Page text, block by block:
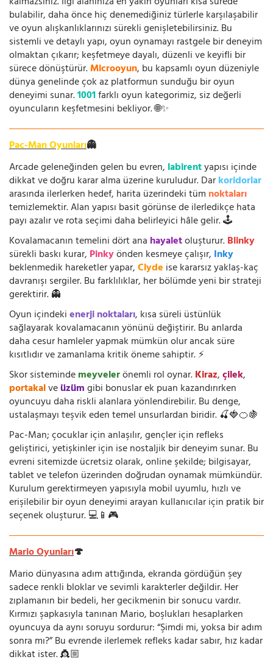
bulabilir, daha önce hiç denemediğiniz türlerle karşılaşabilir
ve oyun alışkanlıklarınızı sürekli genişletebilirsiniz. Bu
sistemli ve detaylı yapı, oyun oynamayı rastgele bir deneyim
olmaktan çıkarır; keşfetmeye dayalı, düzenli ve keyifli bir
sürece dönüştürür.Microoyun, bu kapsamlı oyun düzeniyle
dünya genelinde çok az platformun sunduğu bir oyun
deneyimi sunar.1001farklı oyun kategorimiz, siz değerli
oyuncuların keşfetmesini bekliyor. 🌐✨
Pac-Man Oyunları👻
Arcade geleneğinden gelen bu evren, labirentyapısı içinde
dikkat ve doğru karar alma üzerine kuruludur. Darkoridorlar
arasında ilerlerken hedef, harita üzerindeki tüm noktaları
temizlemektir. Alan yapısı basit görünse de ilerledikçe hata
payı azalır ve rota seçimi daha belirleyici hâle gelir. 🕹️
Kovalamacanın temelini dört ana hayaletoluşturur.Blinky
sürekli baskı kurar, Pinkyönden kesmeye çalışır, Inky
beklenmedik hareketler yapar,Clyde ise kararsız yaklaş-kaç
davranışı sergiler. Bu farklılıklar, her bölümde yeni bir strateji
gerektirir. 👻
Oyun içindekienerji noktaları, kısa süreli üstünlük
sağlayarak kovalamacanın yönünü değiştirir. Bu anlarda
daha cesur hamleler yapmak mümkün olur ancak süre
kısıtlıdır ve zamanlama kritik öneme sahiptir. ⚡
Skor sistemindemeyvelerönemli rol oynar.Kiraz,çilek,
portakalveüzümgibi bonuslar ek puan kazandırırken
oyuncuyu daha riskli alanlara yönlendirebilir. Bu denge,
ustalaşmayı teşvik eden temel unsurlardan biridir. 🍒🍓🍊🍇
Pac-Man; çocuklar için anlaşılır, gençler için refleks
geliştirici, yetişkinler için ise nostaljik bir deneyim sunar. Bu
evreni sitemizde ücretsiz olarak, online şekilde; bilgisayar,
tablet ve telefon üzerinden doğrudan oynamak mümkündür.
Kurulum gerektirmeyen yapısıyla mobil uyumlu, hızlı ve
erişilebilir bir oyun deneyimi arayan kullanıcılar için pratik bir
seçenek oluşturur. 💻📱🎮
Mario Oyunları🍄
Mario dünyasına adım attığında, ekranda gördüğün şey
sadece renkli bloklar ve sevimli karakterler değildir. Her
zıplamanın bir bedeli, her gecikmenin bir sonucu vardır.
Kırmızı şapkasıyla tanınan Mario, boşlukları hesaplarken
oyuncuya da aynı soruyu sordurur: “Şimdi mi, yoksa bir adım
sonra mı?” Bu evrende ilerlemek refleks kadar sabır, hız kadar
dikkat ister. 👸🏼